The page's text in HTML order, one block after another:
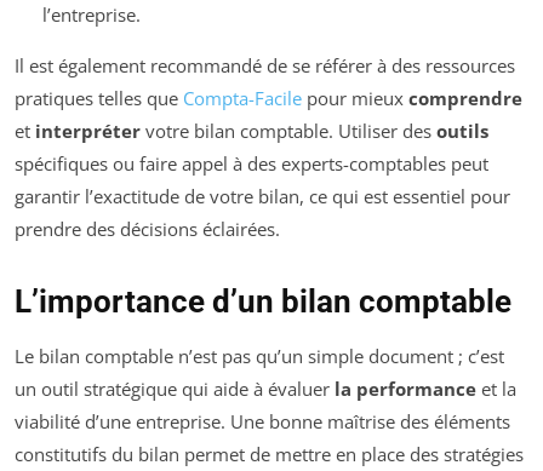
l’entreprise.
Il est également recommandé de se référer à des ressources
pratiques telles que Compta-Facile pour mieux comprendre
et interpréter votre bilan comptable. Utiliser des outils
spécifiques ou faire appel à des experts-comptables peut
garantir l’exactitude de votre bilan, ce qui est essentiel pour
prendre des décisions éclairées.
L’importance d’un bilan comptable
Le bilan comptable n’est pas qu’un simple document ; c’est
un outil stratégique qui aide à évaluer la performance et la
viabilité d’une entreprise. Une bonne maîtrise des éléments
constitutifs du bilan permet de mettre en place des stratégies